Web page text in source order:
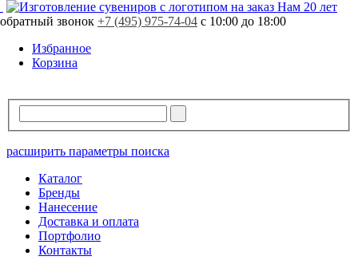
Нам 20 лет
обратный звонок +7 (495) 975-74-04 с 10:00 до 18:00
Избранное
Корзина
расширить параметры поиска
Каталог
Бренды
Нанесение
Доставка и оплата
Портфолио
Контакты